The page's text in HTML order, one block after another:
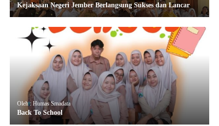
Kejaksaan Negeri Jember Berlangsung Sukses dan Lancar
Oleh : Humas Smadata
Back To School